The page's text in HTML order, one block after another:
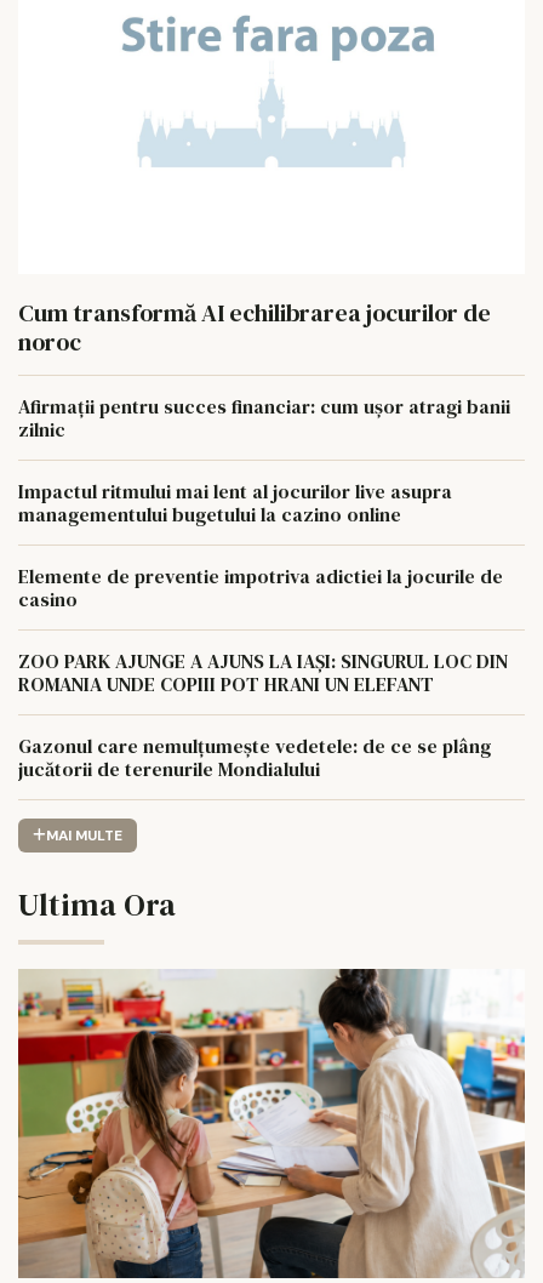
Cum transformă AI echilibrarea jocurilor de
noroc
Afirmații pentru succes financiar: cum ușor atragi banii
zilnic
Impactul ritmului mai lent al jocurilor live asupra
managementului bugetului la cazino online
Elemente de preventie impotriva adictiei la jocurile de
casino
ZOO PARK AJUNGE A AJUNS LA IAȘI: SINGURUL LOC DIN
ROMANIA UNDE COPIII POT HRANI UN ELEFANT
Gazonul care nemulțumește vedetele: de ce se plâng
jucătorii de terenurile Mondialului
MAI MULTE
Ultima Ora